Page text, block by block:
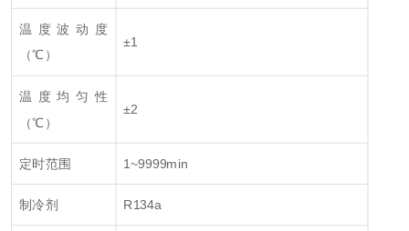
温度波动度
（℃）
±1
温度均匀性
（℃）
±2
定时范围 1~9999min
制冷剂 R134a